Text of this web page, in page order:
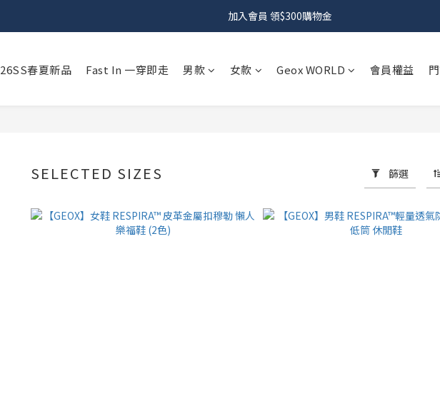
加入會員 領$300購物金
26SS春夏新品 Fast In 一穿即走 男款 女款 Geox WORLD 會員權益
SELECTED SIZES 篩選